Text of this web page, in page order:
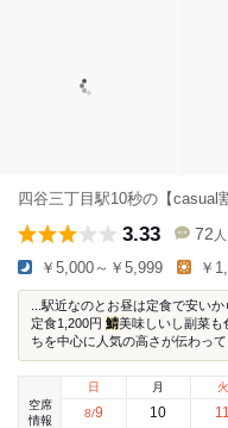
四谷三丁目駅10秒の【casual
3.33 72 人
￥5,000～￥5,999 ￥
...駅近なのとお昼は定食で安い
定食1,200円 鯖美味しいし副菜も
ちを中心に人気の高さが伝わっ
空席
情報
日
8/9
月
10
火
11